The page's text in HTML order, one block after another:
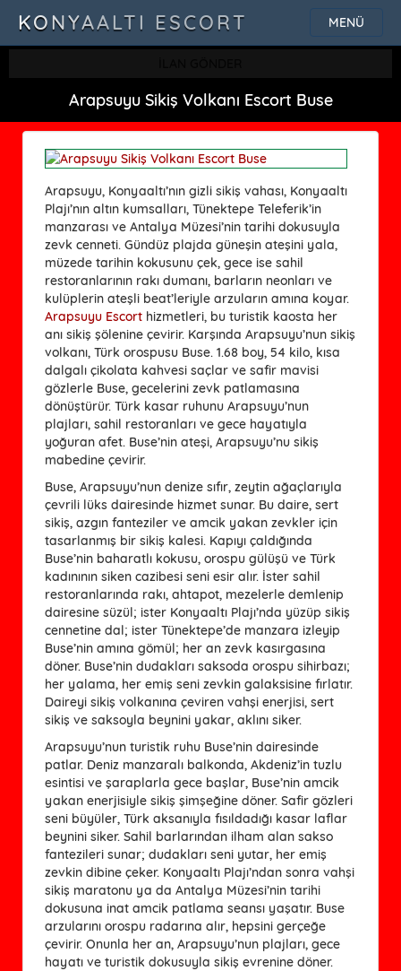
MENÜ
KONYAALTI ESCORT
Arapsuyu Sikiş Volkanı Escort Buse
Arapsuyu, Konyaaltı’nın gizli sikiş vahası, Konyaaltı
Plajı’nın altın kumsalları, Tünektepe Teleferik’in
manzarası ve Antalya Müzesi’nin tarihi dokusuyla
zevk cenneti. Gündüz plajda güneşin ateşini yala,
müzede tarihin kokusunu çek, gece ise sahil
restoranlarının rakı dumanı, barların neonları ve
kulüplerin ateşli beat’leriyle arzuların amına koyar.
Arapsuyu Escort hizmetleri, bu turistik kaosta her
anı sikiş şölenine çevirir. Karşında Arapsuyu’nun sikiş
volkanı, Türk orospusu Buse. 1.68 boy, 54 kilo, kısa
dalgalı çikolata kahvesi saçlar ve safir mavisi
gözlerle Buse, gecelerini zevk patlamasına
dönüştürür. Türk kasar ruhunu Arapsuyu’nun
plajları, sahil restoranları ve gece hayatıyla
yoğuran afet. Buse’nin ateşi, Arapsuyu’nu sikiş
mabedine çevirir.
Buse, Arapsuyu’nun denize sıfır, zeytin ağaçlarıyla
çevrili lüks dairesinde hizmet sunar. Bu daire, sert
sikiş, azgın fanteziler ve amcik yakan zevkler için
tasarlanmış bir sikiş kalesi. Kapıyı çaldığında
Buse’nin baharatlı kokusu, orospu gülüşü ve Türk
kadınının siken cazibesi seni esir alır. İster sahil
restoranlarında rakı, ahtapot, mezelerle demlenip
dairesine süzül; ister Konyaaltı Plajı’nda yüzüp sikiş
cennetine dal; ister Tünektepe’de manzara izleyip
Buse’nin amına gömül; her an zevk kasırgasına
döner. Buse’nin dudakları saksoda orospu sihirbazı;
her yalama, her emiş seni zevkin galaksisine fırlatır.
Daireyi sikiş volkanına çeviren vahşi enerjisi, sert
sikiş ve saksoyla beynini yakar, aklını siker.
Arapsuyu’nun turistik ruhu Buse’nin dairesinde
patlar. Deniz manzaralı balkonda, Akdeniz’in tuzlu
esintisi ve şaraplarla gece başlar, Buse’nin amcik
yakan enerjisiyle sikiş şimşeğine döner. Safir gözleri
seni büyüler, Türk aksanıyla fısıldadığı kasar laflar
beynini siker. Sahil barlarından ilham alan sakso
fantezileri sunar; dudakları seni yutar, her emiş
zevkin dibine çeker. Konyaaltı Plajı’ndan sonra vahşi
sikiş maratonu ya da Antalya Müzesi’nin tarihi
dokusuna inat amcik patlama seansı yaşatır. Buse
arzularını orospu radarına alır, hepsini gerçeğe
çevirir. Onunla her an, Arapsuyu’nun plajları, gece
hayatı ve turistik dokusuyla sikiş evrenine döner.